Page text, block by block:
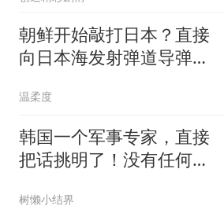
朝鲜开始敲打日本？直接
向日本海发射弹道导弹，
温柔度
韩国一个军事专家，直接
把话挑明了！没有任何一
树懒小结界